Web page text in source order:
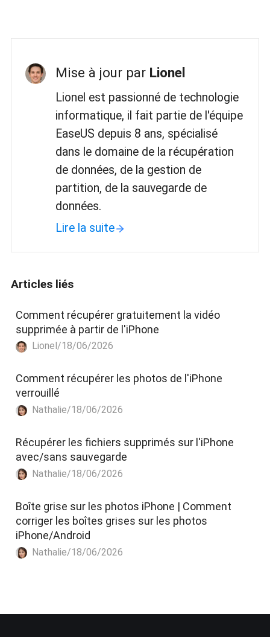
Mise à jour par Lionel
Lionel est passionné de technologie
informatique, il fait partie de l'équipe
EaseUS depuis 8 ans, spécialisé
dans le domaine de la récupération
de données, de la gestion de
partition, de la sauvegarde de
données.
Lire la suite
Articles liés
Comment récupérer gratuitement la vidéo
supprimée à partir de l'iPhone
Lionel/18/06/2026
Comment récupérer les photos de l'iPhone
verrouillé
Nathalie/18/06/2026
Récupérer les fichiers supprimés sur l'iPhone
avec/sans sauvegarde
Nathalie/18/06/2026
Boîte grise sur les photos iPhone | Comment
corriger les boîtes grises sur les photos
iPhone/Android
Nathalie/18/06/2026